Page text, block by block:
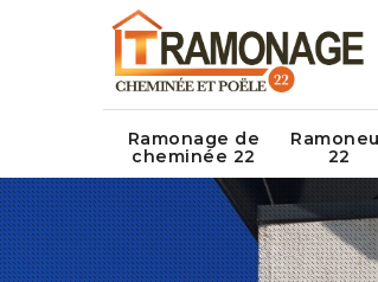
Ramonage de
cheminée 22
22